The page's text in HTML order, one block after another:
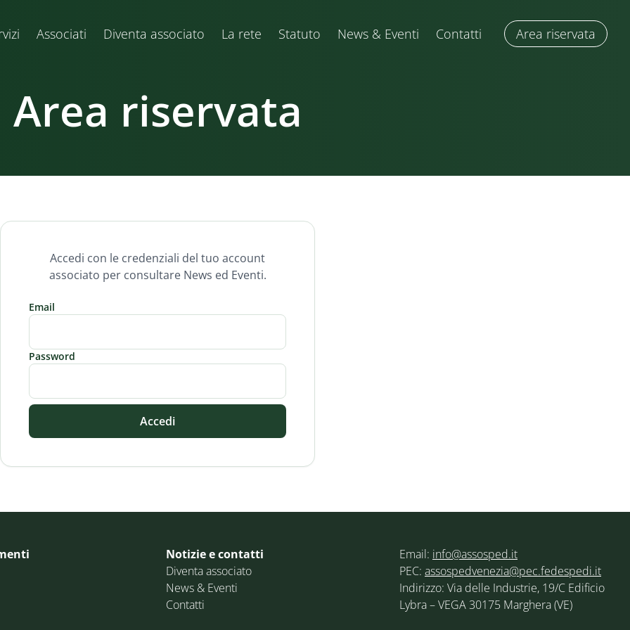
Associati Diventa associato La rete Statuto News & Eventi Contatti Area riservata
Area riservata
Accedi con le credenziali del tuo account
associato per consultare News ed Eventi.
Email
Password
Accedi
Notizie e contatti
Diventa associato
News & Eventi
Contatti
Email: info@assosped.it
PEC: assospedvenezia@pec.fedespedi.it
Indirizzo: Via delle Industrie, 19/C Edificio
Lybra – VEGA 30175 Marghera (VE)